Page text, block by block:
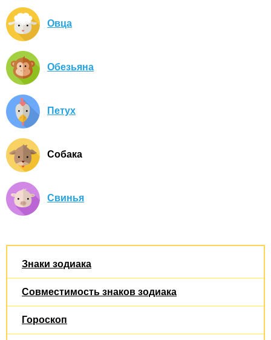
Овца
Обезьяна
Петух
Собака
Свинья
Знаки зодиака
Совместимость знаков зодиака
Гороскоп